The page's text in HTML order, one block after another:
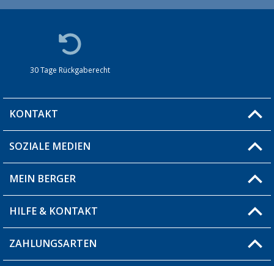
30 Tage Rückgaberecht
KONTAKT
Du hast eine Frage?
Filiale finden
SOZIALE MEDIEN
MEIN BERGER
Blog
Produkttester
HILFE & KONTAKT
Fragen & Antworten / FAQ
ZAHLUNGSARTEN